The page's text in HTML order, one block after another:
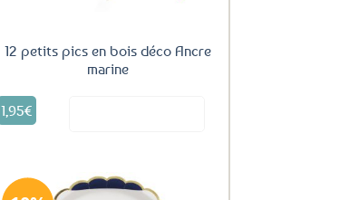
12 petits pics en bois déco Ancre
marine
1,95€